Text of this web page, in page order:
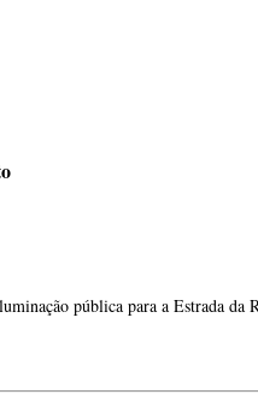
pública para a Estrada da